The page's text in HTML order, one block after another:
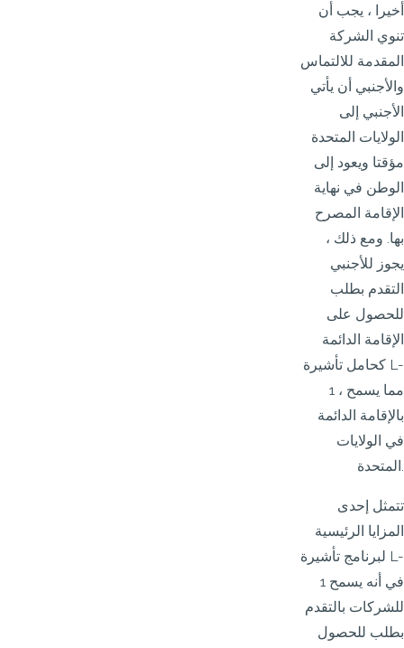
أخيرا ، يجب أن
تنوي الشركة
المقدمة للالتماس
والأجنبي أن يأتي
الأجنبي إلى
الولايات المتحدة
مؤقتا ويعود إلى
الوطن في نهاية
الإقامة المصرح
بها. ومع ذلك ،
يجوز للأجنبي
التقدم بطلب
للحصول على
الإقامة الدائمة
كحامل تأشيرة L-
1 ، مما يسمح
بالإقامة الدائمة
في الولايات
المتحدة.
تتمثل إحدى
المزايا الرئيسية
لبرنامج تأشيرة L-
1 في أنه يسمح
للشركات بالتقدم
بطلب للحصول